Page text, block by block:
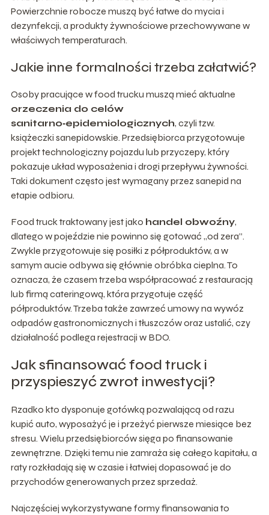
Powierzchnie robocze muszą być łatwe do mycia i
dezynfekcji, a produkty żywnościowe przechowywane w
właściwych temperaturach.
Jakie inne formalności trzeba załatwić?
Osoby pracujące w food trucku muszą mieć aktualne
orzeczenia do celów
sanitarno‑epidemiologicznych, czyli tzw.
książeczki sanepidowskie. Przedsiębiorca przygotowuje
projekt technologiczny pojazdu lub przyczepy, który
pokazuje układ wyposażenia i drogi przepływu żywności.
Taki dokument często jest wymagany przez sanepid na
etapie odbioru.
Food truck traktowany jest jako handel obwoźny,
dlatego w pojeździe nie powinno się gotować „od zera”.
Zwykle przygotowuje się posiłki z półproduktów, a w
samym aucie odbywa się głównie obróbka cieplna. To
oznacza, że czasem trzeba współpracować z restauracją
lub firmą cateringową, która przygotuje część
półproduktów. Trzeba także zawrzeć umowy na wywóz
odpadów gastronomicznych i tłuszczów oraz ustalić, czy
działalność podlega rejestracji w BDO.
Jak sfinansować food truck i
przyspieszyć zwrot inwestycji?
Rzadko kto dysponuje gotówką pozwalającą od razu
kupić auto, wyposażyć je i przeżyć pierwsze miesiące bez
stresu. Wielu przedsiębiorców sięga po finansowanie
zewnętrzne. Dzięki temu nie zamraża się całego kapitału, a
raty rozkładają się w czasie i łatwiej dopasować je do
przychodów generowanych przez sprzedaż.
Najczęściej wykorzystywane formy finansowania to